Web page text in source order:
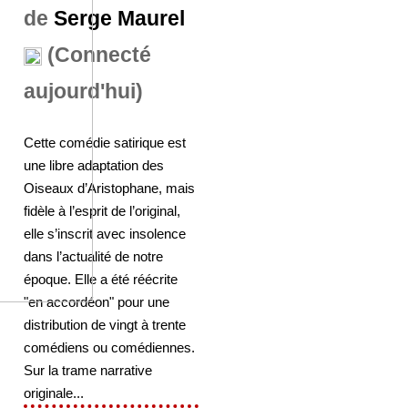
deSerge Maurel
(Connecté
aujourd'hui)
Cette comédie satirique est
une libre adaptation des
Oiseaux d’Aristophane, mais
fidèle à l’esprit de l’original,
elle s’inscrit avec insolence
dans l’actualité de notre
époque. Elle a été réécrite
"en accordéon" pour une
distribution de vingt à trente
comédiens ou comédiennes.
Sur la trame narrative
originale...